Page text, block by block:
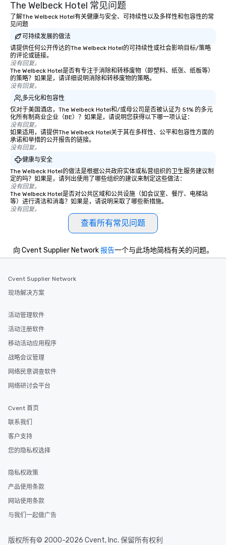
The Welbeck Hotel 常见问题
了解The Welbeck Hotel有关健康与安全、可持续性以及多样性和包容性的常
见问题
可持续发展的做法
请提供任何公开传达的The Welbeck Hotel的可持续性或社会影响目标/策略
的评论或链接。
没有回复。
The Welbeck Hotel是否有专注于消除和转移废物（即塑料、纸张、纸板等）
的策略？如果是，请详细说明消除和转移废物的策略。
没有回复。
多元化和包容性
仅对于美国酒店，The Welbeck Hotel和/或母公司是否被认证为 51% 的多元
化所有制商业企业（BE）？如果是，请说明您获得以下哪一项认证：
没有回复。
如果适用，请提供The Welbeck Hotel关于其在多样性、公平和包容性方面的
承诺和举措的公开报告的链接。
没有回复。
健康与安全
The Welbeck Hotel的做法是根据公共政府实体或私营组织的卫生服务建议制
定的吗？如果是，请列出使用了哪些组织的建议来制定这些做法：
没有回复。
The Welbeck Hotel是否对公共区域和公共设施（如会议室、餐厅、电梯站
等）进行清洁和消毒？如果是，请说明采取了哪些新措施。
没有回复。
查看所有常见问题
向 Cvent Supplier Network报告一个与此场地简档有关的问题。
Cvent Supplier Network
现场解决方案
活动管理软件
活动注册软件
移动活动应用程序
战略会议管理
网络民意调查软件
网络研讨会平台
Cvent 首页
联系我们
客户支持
您的隐私权选择
隐私权政策
产品使用条款
网站使用条款
与我们一起做广告
版权所有© 2000-2026 Cvent, Inc. 保留所有权利